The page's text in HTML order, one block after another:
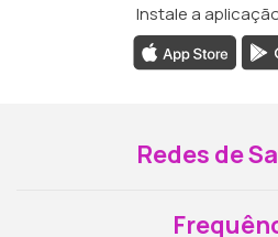
Instale a
Redes de